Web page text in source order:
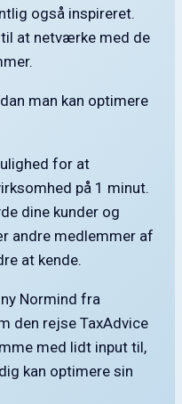
også inspireret.
at netværke med de
man kan optimere
for at
på 1 minut.
dine kunder og
andre medlemmer af
at kende.
Normind fra
den rejse TaxAdvice
med lidt input til,
kan optimere sin